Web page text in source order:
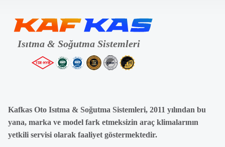
Kafkas Oto Isıtma & Soğutma Sistemleri, 2011 yılından bu
yana, marka ve model fark etmeksizin araç klimalarının
yetkili servisi olarak faaliyet göstermektedir.